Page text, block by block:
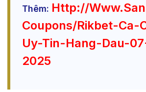
Thêm: Http://
Coupons/rikbet-Ca-
Uy-Tin-Hang-Dau-
2025